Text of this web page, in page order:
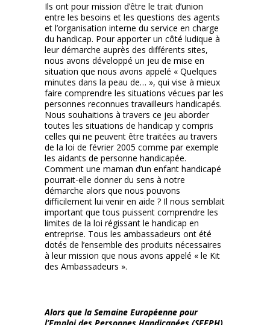
Ils ont pour mission d’être le trait d’union
entre les besoins et les questions des agents
et l’organisation interne du service en charge
du handicap. Pour apporter un côté ludique à
leur démarche auprès des différents sites,
nous avons développé un jeu de mise en
situation que nous avons appelé « Quelques
minutes dans la peau de… », qui vise à mieux
faire comprendre les situations vécues par les
personnes reconnues travailleurs handicapés.
Nous souhaitions à travers ce jeu aborder
toutes les situations de handicap y compris
celles qui ne peuvent être traitées au travers
de la loi de février 2005 comme par exemple
les aidants de personne handicapée.
Comment une maman d’un enfant handicapé
pourrait-elle donner du sens à notre
démarche alors que nous pouvons
difficilement lui venir en aide ? Il nous semblait
important que tous puissent comprendre les
limites de la loi régissant le handicap en
entreprise. Tous les ambassadeurs ont été
dotés de l’ensemble des produits nécessaires
à leur mission que nous avons appelé « le Kit
des Ambassadeurs ».
Alors que la Semaine Européenne pour